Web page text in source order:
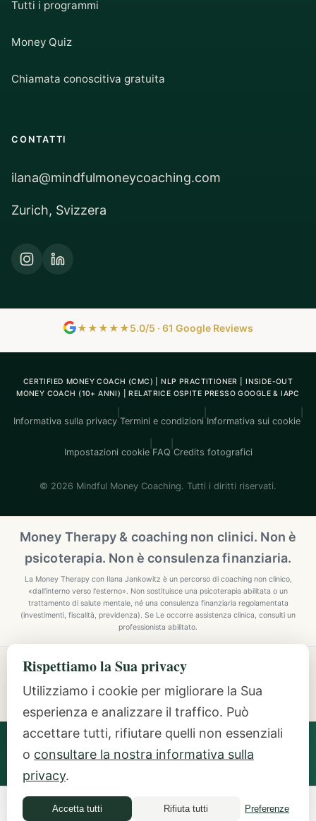
Tutti i programmi
Money Quiz
Chiamata conoscitiva gratuita
CONTATTI
ilana@mindfulmoneycoaching.com
Zurich, Svizzera
★★★★★5.0/5 · 61 Google Reviews
CERTIFIED MONEY COACH (CMC) | NLP PRACTITIONER | INSIDE-OUT
MONEY COACH (10+ ANNI) | RELATRICE OSPITE PRESSO GOOGLE & IAPC
Informativa sulla privacy Termini e condizioni Informativa sui cookie
Impostazioni cookie FAQ Credits fotografici
© 2026 Mindful Money Coaching. Tutti i diritti riservati.
Money Quiz
Money Therapy & coaching non clinici. Non è
psicoterapia. Non è consulenza finanziaria.
La Money Therapy con Ilana Jankowitz è un percorso di coaching non clinico,
«dall'interno verso l'esterno». Non sostituisce una psicoterapia abilitata o un
trattamento di salute mentale, né una consulenza finanziaria regolamentata
(investimenti, fiscalità, previdenza). Se Le occorre assistenza clinica, consulti un
professionista abilitato.
Explore Mindful Money Coaching
Programmes, archetypes, the Inside-Out Method, and
resources.
Ilana Jankowitz· Certified Money Coach (CMC) · NLP
Practitioner · Inside-Out Money Coach (10+ Years) ·
Rispettiamo la Sua privacy
Utilizziamo i cookie per migliorare la Sua
esperienza e analizzare il traffico. Può
accettare tutti, rifiutare quelli non essenziali
o consultare la nostra informativa sulla
privacy.
Accetta tutti Rifiuta tutti Preferenze